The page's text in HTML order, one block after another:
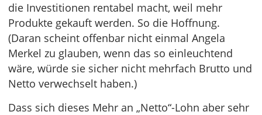
die Investitionen rentabel macht, weil mehr
Produkte gekauft werden. So die Hoffnung.
(Daran scheint offenbar nicht einmal Angela
Merkel zu glauben, wenn das so einleuchtend
wäre, würde sie sicher nicht mehrfach Brutto und
Netto verwechselt haben.)
Dass sich dieses Mehr an „Netto“-Lohn aber sehr